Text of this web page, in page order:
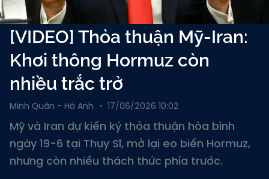
[VIDEO] Thỏa thuận Mỹ-Iran:
Khơi thông Hormuz còn
nhiều trắc trở
Minh Quân - Hà Anh 17/06/2026 10:02
Mỹ và Iran dự kiến ký thỏa thuận hòa bình
ngày 19-6 tại Thụy Sĩ, mở lại eo biển Hormuz,
nhưng còn nhiều thách thức phía trước.